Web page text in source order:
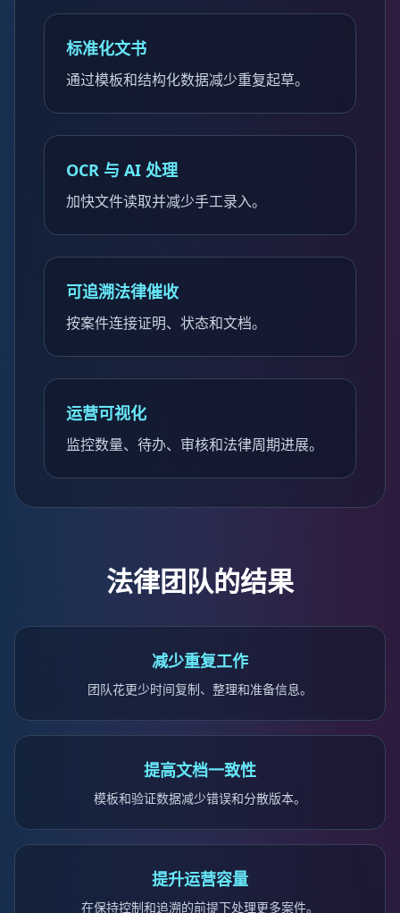
标准化文书
通过模板和结构化数据减少重复起草。
OCR 与 AI 处理
加快文件读取并减少手工录入。
可追溯法律催收
按案件连接证明、状态和文档。
运营可视化
监控数量、待办、审核和法律周期进展。
法律团队的结果
减少重复工作
团队花更少时间复制、整理和准备信息。
提高文档一致性
模板和验证数据减少错误和分散版本。
提升运营容量
在保持控制和追溯的前提下处理更多案件。